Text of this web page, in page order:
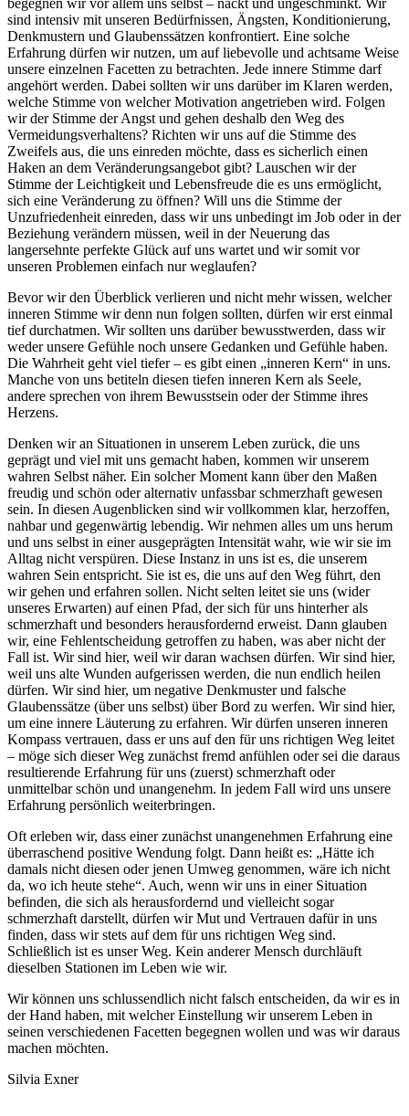
sind intensiv mit unseren Bedürfnissen, Ängsten, Konditionierung,
Denkmustern und Glaubenssätzen konfrontiert. Eine solche
Erfahrung dürfen wir nutzen, um auf liebevolle und achtsame Weise
unsere einzelnen Facetten zu betrachten. Jede innere Stimme darf
angehört werden. Dabei sollten wir uns darüber im Klaren werden,
welche Stimme von welcher Motivation angetrieben wird. Folgen
wir der Stimme der Angst und gehen deshalb den Weg des
Vermeidungsverhaltens? Richten wir uns auf die Stimme des
Zweifels aus, die uns einreden möchte, dass es sicherlich einen
Haken an dem Veränderungsangebot gibt? Lauschen wir der
Stimme der Leichtigkeit und Lebensfreude die es uns ermöglicht,
sich eine Veränderung zu öffnen? Will uns die Stimme der
Unzufriedenheit einreden, dass wir uns unbedingt im Job oder in der
Beziehung verändern müssen, weil in der Neuerung das
langersehnte perfekte Glück auf uns wartet und wir somit vor
unseren Problemen einfach nur weglaufen?
Bevor wir den Überblick verlieren und nicht mehr wissen, welcher
inneren Stimme wir denn nun folgen sollten, dürfen wir erst einmal
tief durchatmen. Wir sollten uns darüber bewusstwerden, dass wir
weder unsere Gefühle noch unsere Gedanken und Gefühle haben.
Die Wahrheit geht viel tiefer – es gibt einen „inneren Kern“ in uns.
Manche von uns betiteln diesen tiefen inneren Kern als Seele,
andere sprechen von ihrem Bewusstsein oder der Stimme ihres
Herzens.
Denken wir an Situationen in unserem Leben zurück, die uns
geprägt und viel mit uns gemacht haben, kommen wir unserem
wahren Selbst näher. Ein solcher Moment kann über den Maßen
freudig und schön oder alternativ unfassbar schmerzhaft gewesen
sein. In diesen Augenblicken sind wir vollkommen klar, herzoffen,
nahbar und gegenwärtig lebendig. Wir nehmen alles um uns herum
und uns selbst in einer ausgeprägten Intensität wahr, wie wir sie im
Alltag nicht verspüren. Diese Instanz in uns ist es, die unserem
wahren Sein entspricht. Sie ist es, die uns auf den Weg führt, den
wir gehen und erfahren sollen. Nicht selten leitet sie uns (wider
unseres Erwarten) auf einen Pfad, der sich für uns hinterher als
schmerzhaft und besonders herausfordernd erweist. Dann glauben
wir, eine Fehlentscheidung getroffen zu haben, was aber nicht der
Fall ist. Wir sind hier, weil wir daran wachsen dürfen. Wir sind hier,
weil uns alte Wunden aufgerissen werden, die nun endlich heilen
dürfen. Wir sind hier, um negative Denkmuster und falsche
Glaubenssätze (über uns selbst) über Bord zu werfen. Wir sind hier,
um eine innere Läuterung zu erfahren. Wir dürfen unseren inneren
Kompass vertrauen, dass er uns auf den für uns richtigen Weg leitet
– möge sich dieser Weg zunächst fremd anfühlen oder sei die daraus
resultierende Erfahrung für uns (zuerst) schmerzhaft oder
unmittelbar schön und unangenehm. In jedem Fall wird uns unsere
Erfahrung persönlich weiterbringen.
Oft erleben wir, dass einer zunächst unangenehmen Erfahrung eine
überraschend positive Wendung folgt. Dann heißt es: „Hätte ich
damals nicht diesen oder jenen Umweg genommen, wäre ich nicht
da, wo ich heute stehe“. Auch, wenn wir uns in einer Situation
befinden, die sich als herausfordernd und vielleicht sogar
schmerzhaft darstellt, dürfen wir Mut und Vertrauen dafür in uns
finden, dass wir stets auf dem für uns richtigen Weg sind.
Schließlich ist es unser Weg. Kein anderer Mensch durchläuft
dieselben Stationen im Leben wie wir.
Wir können uns schlussendlich nicht falsch entscheiden, da wir es in
der Hand haben, mit welcher Einstellung wir unserem Leben in
seinen verschiedenen Facetten begegnen wollen und was wir daraus
machen möchten.
Silvia Exner